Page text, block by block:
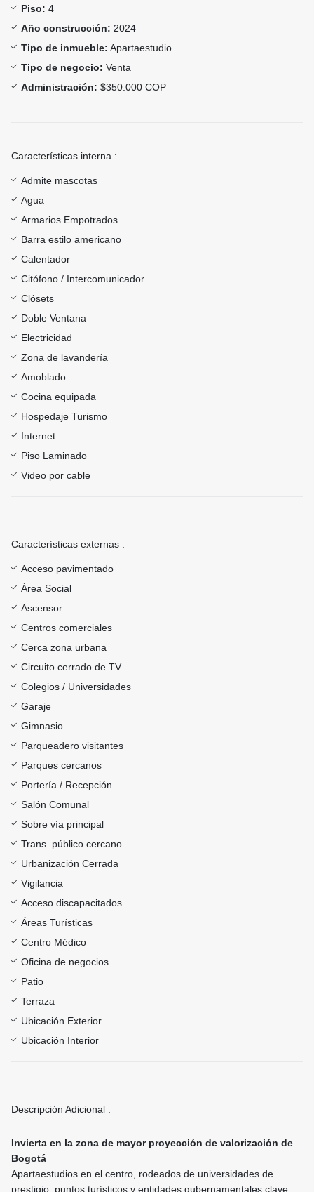
Piso: 4
Año construcción: 2024
Tipo de inmueble: Apartaestudio
Tipo de negocio: Venta
Administración: $350.000 COP
Características interna :
Admite mascotas
Agua
Armarios Empotrados
Barra estilo americano
Calentador
Citófono / Intercomunicador
Clósets
Doble Ventana
Electricidad
Zona de lavandería
Amoblado
Cocina equipada
Hospedaje Turismo
Internet
Piso Laminado
Video por cable
Características externas :
Acceso pavimentado
Área Social
Ascensor
Centros comerciales
Cerca zona urbana
Circuito cerrado de TV
Colegios / Universidades
Garaje
Gimnasio
Parqueadero visitantes
Parques cercanos
Portería / Recepción
Salón Comunal
Sobre vía principal
Trans. público cercano
Urbanización Cerrada
Vigilancia
Acceso discapacitados
Áreas Turísticas
Centro Médico
Oficina de negocios
Patio
Terraza
Ubicación Exterior
Ubicación Interior
Descripción Adicional :
Invierta en la zona de mayor proyección de valorización de
Bogotá
Apartaestudios en el centro, rodeados de universidades de
prestigio, puntos turísticos y entidades gubernamentales clave.